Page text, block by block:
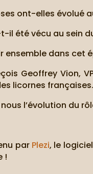
ont-elles évolué
été vécu au sein
ensemble dans cet
Geoffrey Vion,
licornes françaises.
l’évolution du
par Plezi, le
!